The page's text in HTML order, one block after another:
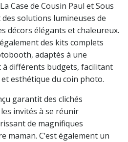
Case de Cousin Paul et Sous
solutions lumineuses de
décors élégants et chaleureux.
des kits complets
adaptés à une
à différents budgets, facilitant
esthétique du coin photo.
garantit des clichés
invités à se réunir
de magnifiques
maman. C’est également un